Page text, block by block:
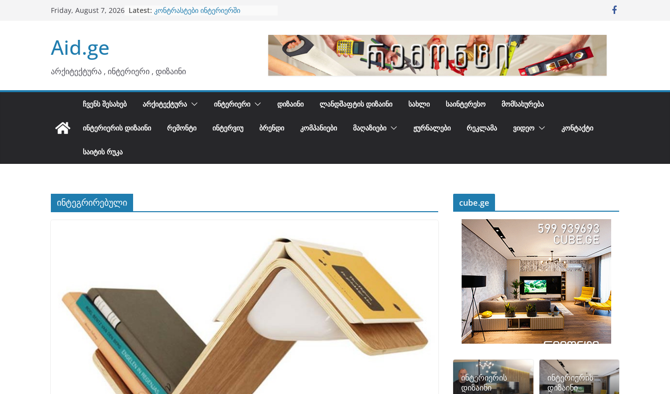
Friday, August 7, 2026 Latest: კონტრასტები ინტერიერში
Aid.ge
არქიტექტურა , ინტერიერი , დიზაინი
ᲩᲕᲔᲜᲡ ᲨᲔᲡᲐᲮᲔᲑ ᲐᲠᲥᲘᲢᲔᲥᲢᲣᲠᲐ ᲘᲜᲢᲔᲠᲘᲔᲠᲘ ᲓᲘᲖᲐᲘᲜᲘ ᲚᲐᲜᲓᲨᲐᲤᲢᲘᲡ ᲓᲘᲖᲐᲘᲜᲘ ᲡᲐᲮᲚᲘ ᲡᲐᲘᲜᲢᲔᲠᲔᲡᲝ ᲛᲝᲛᲡᲐᲮᲣᲠᲔᲑᲐ
ᲘᲜᲢᲔᲠᲘᲔᲠᲘᲡ ᲓᲘᲖᲐᲘᲜᲘ ᲠᲔᲛᲝᲜᲢᲘ ᲘᲜᲢᲔᲠᲕᲘᲣ ᲑᲠᲔᲜᲓᲘ ᲙᲝᲛᲞᲐᲜᲘᲔᲑᲘ ᲛᲐᲦᲐᲖᲘᲔᲑᲘ ᲟᲣᲠᲜᲐᲚᲔᲑᲘ ᲠᲔᲙᲚᲐᲛᲐ ᲕᲘᲓᲔᲝ ᲙᲝᲜᲢᲐᲥᲢᲘ
ᲡᲐᲘᲢᲘᲡ ᲠᲣᲙᲐ
ინტეგრირებული cube.ge
ინტერიერის
დიზაინი
ინტერიერის
დიზაინი